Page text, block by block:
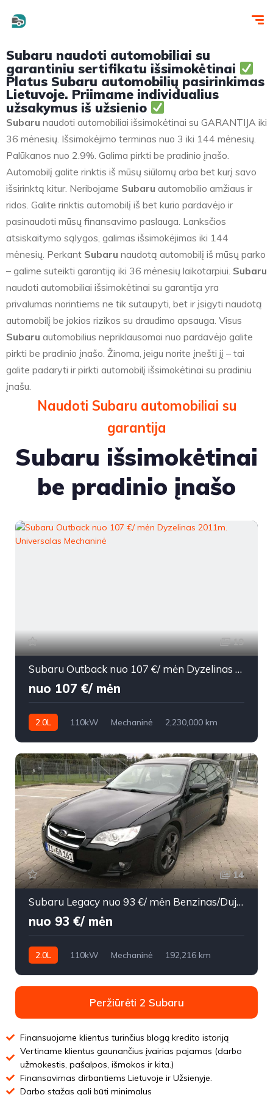
Subaru naudoti automobiliai su
garantiniu sertifikatu išsimokėtinai
Platus Subaru automobilių pasirinkimas
Lietuvoje. Priimame individualius
užsakymus iš užsienio
Subaru naudoti automobiliai išsimokėtinai su GARANTIJA iki
36 mėnesių. Išsimokėjimo terminas nuo 3 iki 144 mėnesių.
Palūkanos nuo 2.9%. Galima pirkti be pradinio įnašo.
Automobilį galite rinktis iš mūsų siūlomų arba bet kurį savo
išsirinktą kitur. Neribojame Subaru automobilio amžiaus ir
ridos. Galite rinktis automobilį iš bet kurio pardavėjo ir
pasinaudoti mūsų finansavimo paslauga. Lanksčios
atsiskaitymo sąlygos, galimas išsimokėjimas iki 144
mėnesių. Perkant Subaru naudotą automobilį iš mūsų parko
– galime suteikti garantiją iki 36 mėnesių laikotarpiui. Subaru
naudoti automobiliai išsimokėtinai su garantija yra
privalumas norintiems ne tik sutaupyti, bet ir įsigyti naudotą
automobilį be jokios rizikos su draudimo apsauga. Visus
Subaru automobilius nepriklausomai nuo pardavėjo galite
pirkti be pradinio įnašo. Žinoma, jeigu norite įnešti jį – tai
galite padaryti ir pirkti automobilį išsimokėtinai su pradiniu
įnašu.
Naudoti Subaru automobiliai su
garantija
Subaru išsimokėtinai
be pradinio įnašo
19
Subaru Outback nuo 107 €/ mėn Dyzelinas 2011m. Universalas Mechaninė
nuo 107 €/ mėn
2.0L 110kW Mechaninė
2,230,000 km
14
Subaru Legacy nuo 93 €/ mėn Benzinas/Dujos 2008m. Universalas Mechaninė
nuo 93 €/ mėn
2.0L 110kW Mechaninė
192,216 km
Peržiūrėti 2 Subaru
Finansuojame klientus turinčius blogą kredito istoriją
Vertiname klientus gaunančius įvairias pajamas (darbo
užmokestis, pašalpos, išmokos ir kita.)
Finansavimas dirbantiems Lietuvoje ir Užsienyje.
Darbo stažas gali būti minimalus